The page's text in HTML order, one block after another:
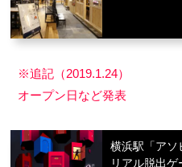
※追記（2019.1.24）
オープン日など発表
横浜駅「アソ
リアル脱出